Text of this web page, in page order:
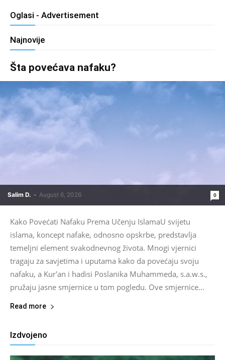
Oglasi - Advertisement
Najnovije
Šta povećava nafaku?
Salim D. - August 6, 2026 0
Kako Povećati Nafaku Prema Učenju IslamaU svijetu
islama, koncept nafake, odnosno opskrbe, predstavlja
temeljni element svakodnevnog života. Mnogi vjernici
tragaju za savjetima i uputama kako da povećaju svoju
nafaku, a Kur'an i hadisi Poslanika Muhammeda, s.a.w.s.,
pružaju jasne smjernice u tom pogledu. Ove smjernice...
Read more
Izdvojeno